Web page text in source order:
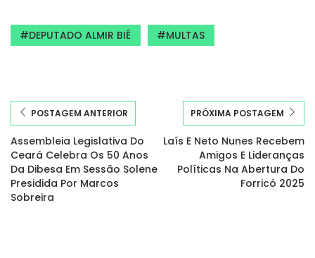
DEPUTADO ALMIR BIÉ MULTAS
POSTAGEM ANTERIOR
Assembleia Legislativa Do
Ceará Celebra Os 50 Anos
Da Dibesa Em Sessão Solene
Presidida Por Marcos
Sobreira
PRÓXIMA POSTAGEM
Laís E Neto Nunes Recebem
Amigos E Lideranças
Políticas Na Abertura Do
Forricó 2025